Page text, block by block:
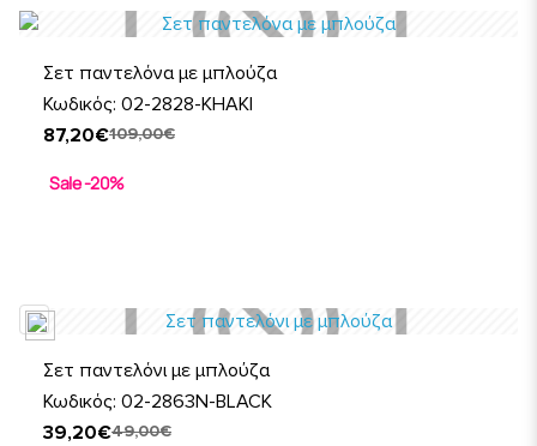
Σετ παντελόνα με μπλούζα
Κωδικός: 02-2828-KHAKI
87,20€109,00€
Sale -20%
Σετ παντελόνι με μπλούζα
Κωδικός: 02-2863N-BLACK
39,20€49,00€